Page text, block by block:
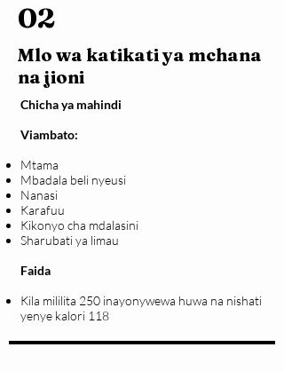
02
Mlo wa katikati ya mchana
na jioni
Chicha ya mahindi
Viambato:
Mtama
Mbadala beli nyeusi
Nanasi
Karafuu
Kikonyo cha mdalasini
Sharubati ya limau
Faida
Kila mililita 250 inayonywewa huwa na nishati
yenye kalori 118